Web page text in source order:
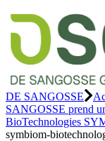
DE SANGOSSE
SANGOSSE prend
BioTechnologies
symbiom-